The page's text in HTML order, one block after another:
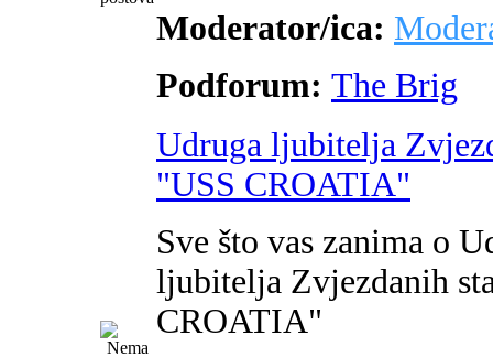
Moderator/ica:
Podforum: The Brig
Udruga ljubitelja
"USS CROATIA"
Sve što vas zanima o
ljubitelja Zvjezdanih
CROATIA"